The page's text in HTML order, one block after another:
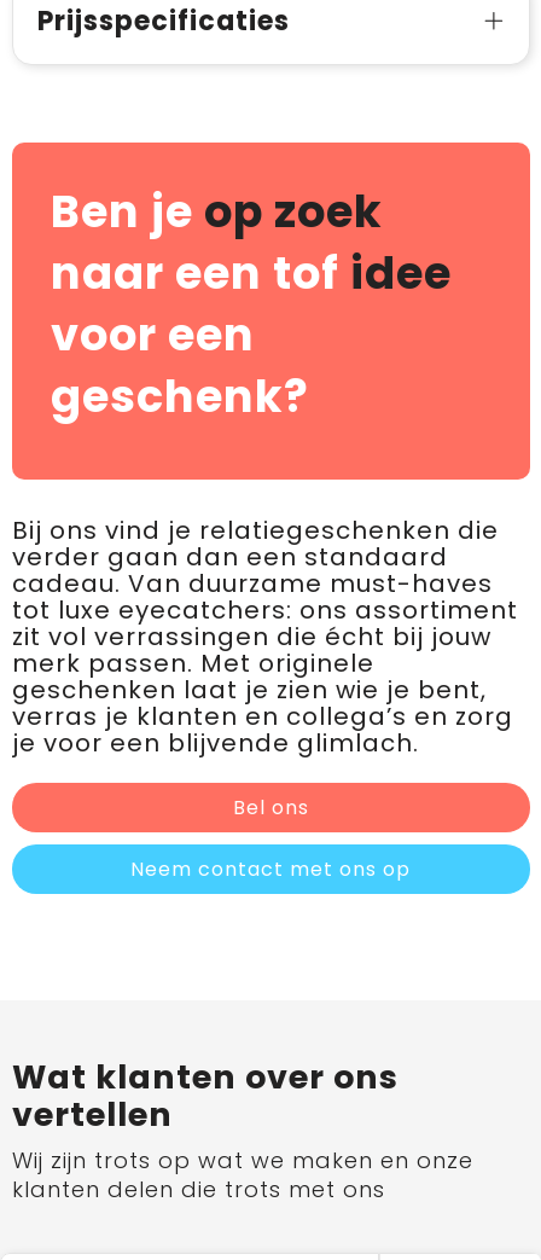
Prijsspecificaties
Ben je op zoek
naar een tof idee
voor een
geschenk?
Bij ons vind je relatiegeschenken die
verder gaan dan een standaard
cadeau. Van duurzame must-haves
tot luxe eyecatchers: ons assortiment
zit vol verrassingen die écht bij jouw
merk passen. Met originele
geschenken laat je zien wie je bent,
verras je klanten en collega’s en zorg
je voor een blijvende glimlach.
Bel ons
Neem contact met ons op
Wat klanten over ons
vertellen
Wij zijn trots op wat we maken en onze
klanten delen die trots met ons